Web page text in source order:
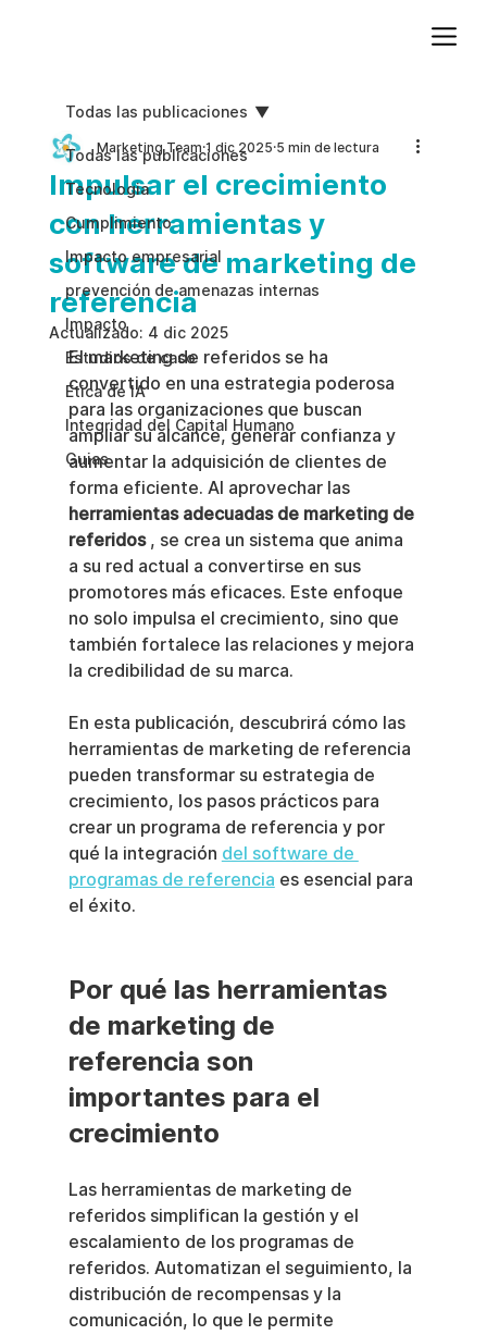
Todas las publicaciones
Tecnologia
Cumplimiento
Impacto empresarial
prevención de amenazas internas
Impacto
Estudios de caso
Etica de IA
Integridad del Capital Humano
Guias
Todas las publicaciones
Impulsar el crecimiento
con herramientas y
software de marketing de
referencia
Marketing Team 1 dic 2025 5 min de lectura
Actualizado: 4 dic 2025
El marketing de referidos se ha
convertido en una estrategia poderosa
para las organizaciones que buscan
ampliar su alcance, generar confianza y
aumentar la adquisición de clientes de
forma eficiente. Al aprovechar las
herramientas adecuadas de marketing de
referidos , se crea un sistema que anima
a su red actual a convertirse en sus
promotores más eficaces. Este enfoque
no solo impulsa el crecimiento, sino que
también fortalece las relaciones y mejora
la credibilidad de su marca.
En esta publicación, descubrirá cómo las
herramientas de marketing de referencia
pueden transformar su estrategia de
crecimiento, los pasos prácticos para
crear un programa de referencia y por
qué la integración del software de
programas de referencia es esencial para
el éxito.
Por qué las herramientas
de marketing de
referencia son
importantes para el
crecimiento
Las herramientas de marketing de
referidos simplifican la gestión y el
escalamiento de los programas de
referidos. Automatizan el seguimiento, la
distribución de recompensas y la
comunicación, lo que le permite